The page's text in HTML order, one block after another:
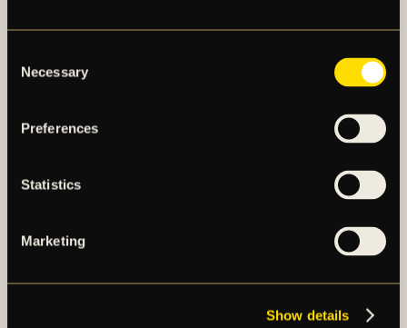
Selection
Necessary
Preferences
Statistics
Marketing
Show details
AIK – SEDAN 1891
elitfotbollsverksamhet genom ett herrlag och ett
spelar i OBOS Damallsvenskan. AIK Fotboll AB är
noterat på NGM Nordic Growth Market Stockholm.